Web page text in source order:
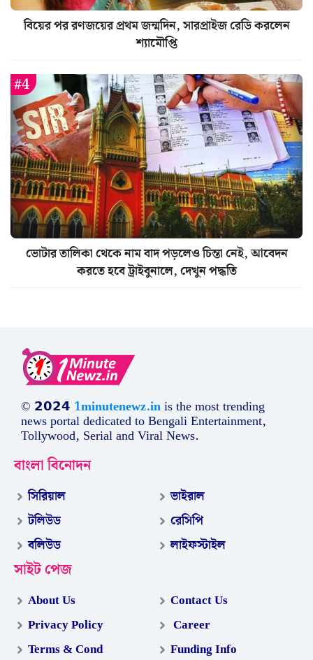
বিয়ের পর রণজয়ের প্রথম জন্মদিন, সারপ্রাইজ রেডি করলেন
শ্যামৌপ্তি
ভোটার তালিকা থেকে নাম বাদ পড়লেও চিন্তা নেই, আবেদন
করতে হবে ট্রাইবুনালে, দেখুন পদ্ধতি
© 𝟮𝟬𝟮𝟰 1minutenewz.inis the most trending
news portal dedicated to Bengali Entertainment,
Tollywood, Serial and Viral News.
বাংলা বিনোদন
সিরিয়াল
টলিউড
বলিউড
ভাইরাল
রেসিপি
লাইফস্টাইল
সাইট পেজ
About Us
Privacy Policy
Terms & Cond
Contact Us
Career
Funding Info